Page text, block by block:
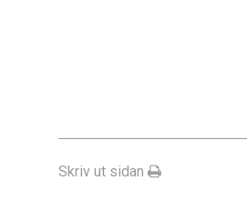
Skriv ut sidan